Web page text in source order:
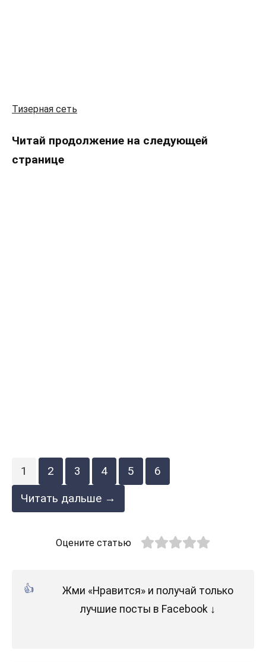
Тизерная сеть
Читай продолжение на следующей
странице
1 2 3 4 5
6
Читать дальше →
Оцените статью
Жми «Нравится» и получай только
лучшие посты в Facebook ↓